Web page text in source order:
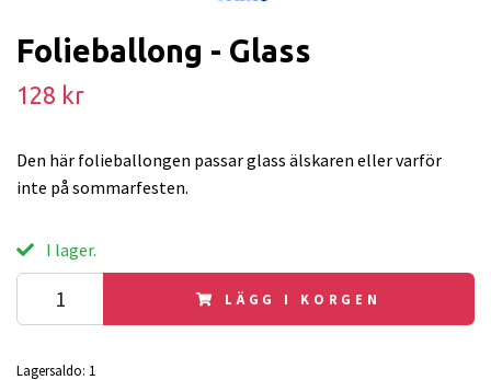
Folieballong - Glass
128 kr
Den här folieballongen passar glass älskaren eller varför
inte på sommarfesten.
I lager.
LÄGG I KORGEN
Lagersaldo: 1